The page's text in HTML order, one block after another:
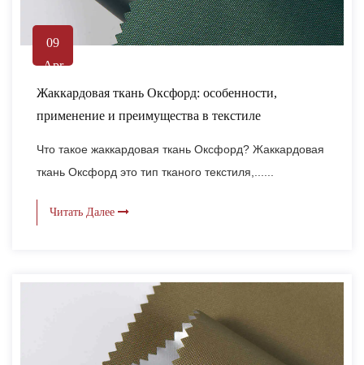
09
Apr
Жаккардовая ткань Оксфорд: особенности,
применение и преимущества в текстиле
Что такое жаккардовая ткань Оксфорд? Жаккардовая
ткань Оксфорд это тип тканого текстиля,......
Читать Далее